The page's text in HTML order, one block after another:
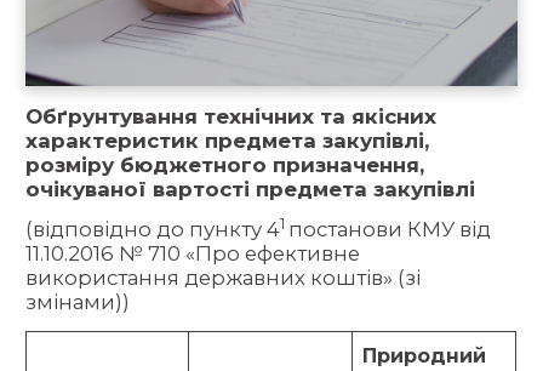
Обґрунтування технічних та якісних
характеристик предмета закупівлі,
розміру бюджетного призначення,
очікуваної вартості предмета закупівлі
(відповідно до пункту 41 постанови КМУ від
11.10.2016 № 710 «Про ефективне
використання державних коштів» (зі
змінами))
Природний